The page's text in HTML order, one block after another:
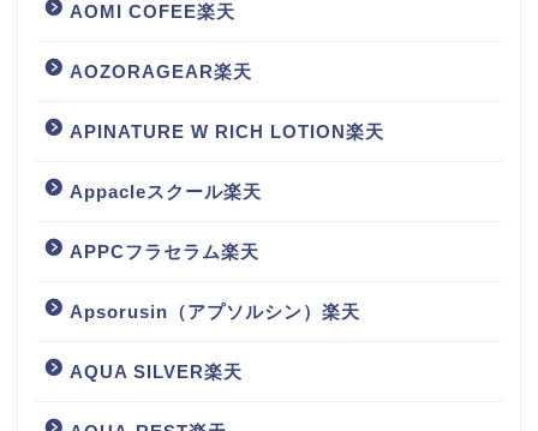
AOMI COFEE楽天
AOZORAGEAR楽天
APINATURE W RICH LOTION楽天
Appacleスクール楽天
APPCフラセラム楽天
Apsorusin（アプソルシン）楽天
AQUA SILVER楽天